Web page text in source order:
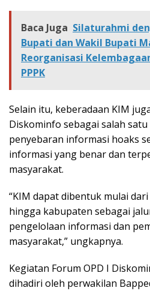
Baca Juga Silaturahmi
Bupati dan Wakil Bupati
Reorganisasi
PPPK
Selain itu, keberadaan KIM
Diskominfo sebagai salah
penyebaran informasi hoaks
informasi yang benar dan
masyarakat.
“KIM dapat dibentuk mulai
hingga kabupaten sebagai
pengelolaan informasi dan
masyarakat,” ungkapnya.
Kegiatan Forum OPD I
dihadiri oleh perwakilan